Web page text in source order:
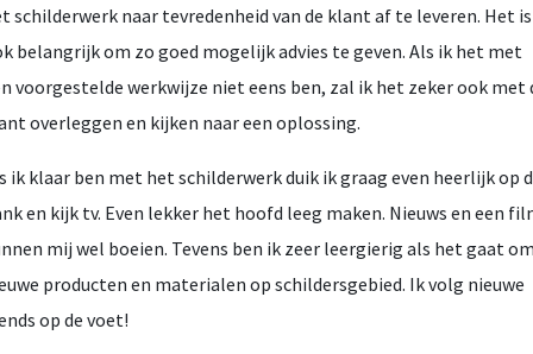
schilderwerk naar tevredenheid van de klant af te leveren. Het is
belangrijk om zo goed mogelijk advies te geven. Als ik het met
voorgestelde werkwijze niet eens ben, zal ik het zeker ook met
overleggen en kijken naar een oplossing.
ik klaar ben met het schilderwerk duik ik graag even heerlijk op
en kijk tv. Even lekker het hoofd leeg maken. Nieuws en een
mij wel boeien. Tevens ben ik zeer leergierig als het gaat
producten en materialen op schildersgebied. Ik volg nieuwe
op de voet!